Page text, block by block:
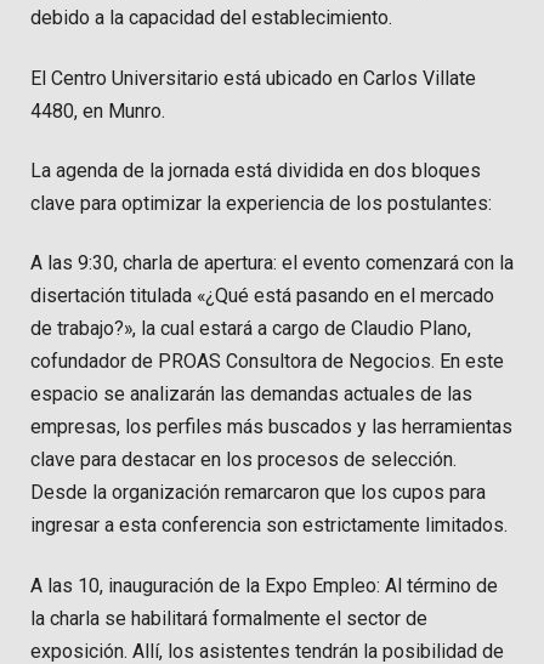
debido a la capacidad del establecimiento.
El Centro Universitario está ubicado en Carlos Villate
4480, en Munro.
La agenda de la jornada está dividida en dos bloques
clave para optimizar la experiencia de los postulantes:
A las 9:30, charla de apertura: el evento comenzará con la
disertación titulada «¿Qué está pasando en el mercado
de trabajo?», la cual estará a cargo de Claudio Plano,
cofundador de PROAS Consultora de Negocios. En este
espacio se analizarán las demandas actuales de las
empresas, los perfiles más buscados y las herramientas
clave para destacar en los procesos de selección.
Desde la organización remarcaron que los cupos para
ingresar a esta conferencia son estrictamente limitados.
A las 10, inauguración de la Expo Empleo: Al término de
la charla se habilitará formalmente el sector de
exposición. Allí, los asistentes tendrán la posibilidad de